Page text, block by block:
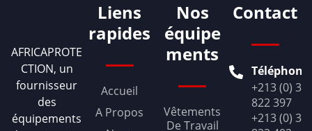
AFRICAPROTE
CTION, un
fournisseur
des
équipements
Liens
rapides
Accueil
A Propos
Nos
équipe
ments
Vêtements
De Travail
Contact
Téléphone
+213 (0) 36
822 397
+213 (0) 36